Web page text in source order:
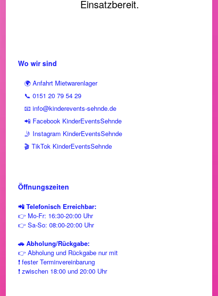
Einsatzbereit.
Wo wir sind
🌍 Anfahrt Mietwarenlager
📞 0151 20 79 54 29
📧 info@kinderevents-sehnde.de
📲 Facebook KinderEventsSehnde
🤳 Instagram KinderEventsSehnde
🎬 TikTok KinderEventsSehnde
Öffnungszeiten
📲 Telefonisch Erreichbar:
👉 Mo-Fr: 16:30-20:00 Uhr
👉 Sa-So: 08:00-20:00 Uhr
🚗 Abholung/Rückgabe:
👉 Abholung und Rückgabe nur mit
❗ fester Terminvereinbarung
❗ zwischen 18:00 und 20:00 Uhr